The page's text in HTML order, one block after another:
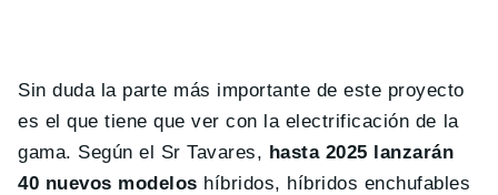
Sin duda la parte más importante de este proyecto
es el que tiene que ver con la electrificación de la
gama. Según el Sr Tavares, hasta 2025 lanzarán
40 nuevos modelos híbridos, híbridos enchufables